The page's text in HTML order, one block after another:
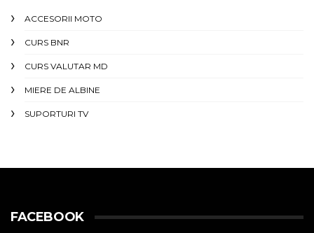
ACCESORII MOTO
CURS BNR
CURS VALUTAR MD
MIERE DE ALBINE
SUPORTURI TV
FACEBOOK